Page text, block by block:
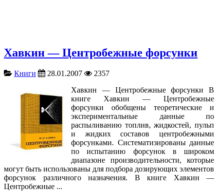
Хавкин — Центробежные форсунки
Книги 28.01.2007
2357
Хавкин — Центробежные форсунки В
книге Хавкин — Центробежные
форсунки обобщены теоретические и
экспериментальные данные по
распыливанию топлив, жидкостей, пульп
и жидких составов центробежными
форсунками. Систематизированы данные
по испытанию форсунок в широком
диапазоне производительности, которые
могут быть использованы для подбора дозирующих элементов
форсунок различного назначения. В книге Хавкин —
Центробежные ...